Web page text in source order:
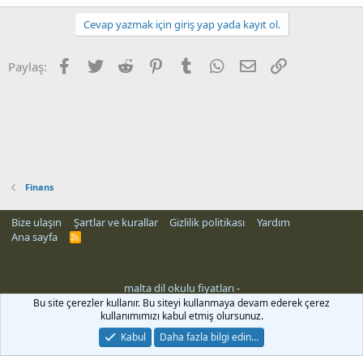
Cevap yazmak için giriş yap yada kayıt ol.
Paylaş: Facebook
Twitter Reddit PinterestTumblr WhatsApp
E-posta
Finans
Bize ulaşın Şartlar ve kurallar Gizlilik politikası
Yardım
Ana sayfa
R
malta dil okulu fiyatları-
rehber siteleriBu site çerezler kullanır. Bu siteyi kullanmaya devam ederek çerez
kullanımımızı kabul etmiş olursunuz.
Kabul
Daha fazla bilgi edin…